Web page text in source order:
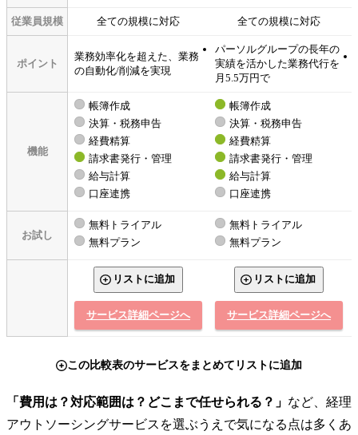
従業員規模 全ての規模に対応 全ての規模に対応
ポイント
業務効率化を超えた、業務
の⾃動化/削減を実現
パーソルグループの長年の
実績を活かした業務代行を
月5.5万円で
機能
帳簿作成
決算・税務申告
経費精算
請求書発行・管理
給与計算
口座連携
帳簿作成
決算・税務申告
経費精算
請求書発行・管理
給与計算
口座連携
お試し
無料トライアル
無料プラン
無料トライアル
無料プラン
リストに追加
サービス詳細ページへ
リストに追加
サービス詳細ページへ
この比較表のサービスをまとめてリストに追加
「費用は？対応範囲は？どこまで任せられる？」 など、経理
アウトソーシングサービスを選ぶうえで気になる点は多くあ